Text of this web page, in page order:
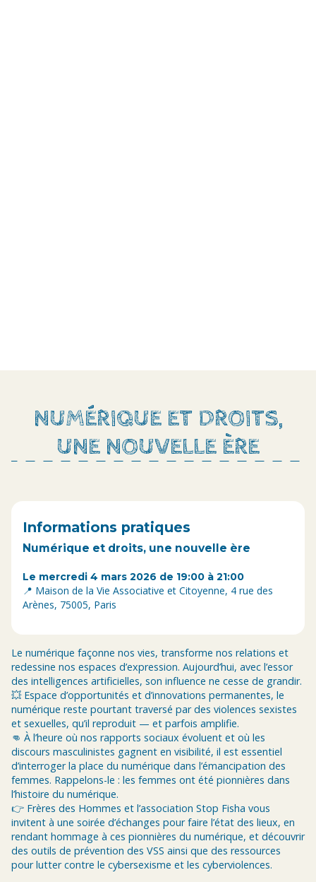
NUMÉRIQUE ET DROITS,
UNE NOUVELLE ÈRE
Informations pratiques
Numérique et droits, une nouvelle ère
Le mercredi 4 mars 2026 de 19:00 à 21:00
📍 Maison de la Vie Associative et Citoyenne, 4 rue des
Arènes, 75005, Paris
Le numérique façonne nos vies, transforme nos relations et
redessine nos espaces d’expression. Aujourd’hui, avec l’essor
des intelligences artificielles, son influence ne cesse de grandir.
💥 Espace d’opportunités et d’innovations permanentes, le
numérique reste pourtant traversé par des violences sexistes
et sexuelles, qu’il reproduit — et parfois amplifie.
👊 À l’heure où nos rapports sociaux évoluent et où les
discours masculinistes gagnent en visibilité, il est essentiel
d’interroger la place du numérique dans l’émancipation des
femmes. Rappelons-le : les femmes ont été pionnières dans
l’histoire du numérique.
👉 Frères des Hommes et l’association Stop Fisha vous
invitent à une soirée d’échanges pour faire l’état des lieux, en
rendant hommage à ces pionnières du numérique, et découvrir
des outils de prévention des VSS ainsi que des ressources
pour lutter contre le cybersexisme et les cyberviolences.